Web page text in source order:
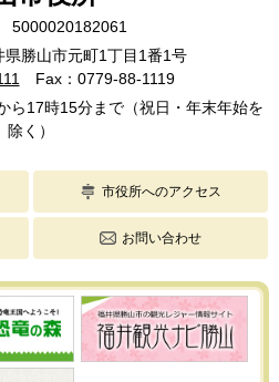
5000020182061
勝山市元町1丁目1番1号
Fax：0779-88-1119
17時15分まで（祝日・年末年始を
除く）
市役所へのアクセス
お問い合わせ